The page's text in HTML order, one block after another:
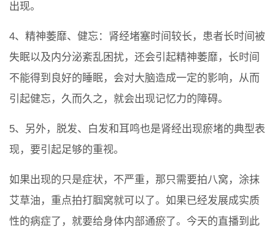
出现。
4、精神萎靡、健忘：肾经堵塞时间较长，患者长时间被
失眠以及内分泌紊乱困扰，还会引起精神萎靡，长时间
不能得到良好的睡眠，会对大脑造成一定的影响，从而
引起健忘，久而久之，就会出现记忆力的障碍。
5、另外，脱发、白发和耳鸣也是肾经出现瘀堵的典型表
现，要引起足够的重视。
如果出现的只是症状，不严重，那只需要拍八窝，涂抹
艾草油，重点拍打腘窝就可以了。如果已经发展成实质
性的病症了，就要给身体内部通瘀了。今天的直播到此